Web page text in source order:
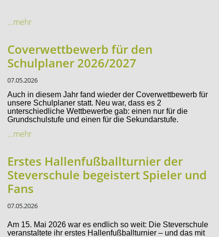
...mehr
Coverwettbewerb für den
Schulplaner 2026/2027
07.05.2026
Auch in diesem Jahr fand wieder der Coverwettbewerb für
unsere Schulplaner statt. Neu war, dass es 2
unterschiedliche Wettbewerbe gab: einen nur für die
Grundschulstufe und einen für die Sekundarstufe.
...mehr
Erstes Hallenfußballturnier der
Steverschule begeistert Spieler und
Fans
07.05.2026
Am 15. Mai 2026 war es endlich so weit: Die Steverschule
veranstaltete ihr erstes Hallenfußballturnier – und das mit